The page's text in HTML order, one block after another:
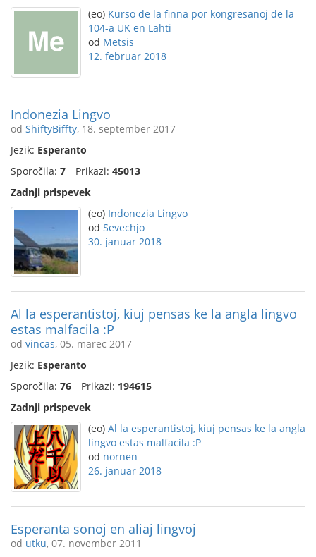
(eo) Kurso de la finna por kongresanoj de la
104-a UK en Lahti
od Metsis
12. februar 2018
Indonezia Lingvo
od ShiftyBiffty, 18. september 2017
Jezik: Esperanto
Sporočila: 7 Prikazi: 45013
Zadnji prispevek
(eo) Indonezia Lingvo
od Sevechjo
30. januar 2018
Al la esperantistoj, kiuj pensas ke la angla lingvo
estas malfacila :P
od vincas, 05. marec 2017
Jezik: Esperanto
Sporočila: 76 Prikazi: 194615
Zadnji prispevek
(eo) Al la esperantistoj, kiuj pensas ke la angla
lingvo estas malfacila :P
od nornen
26. januar 2018
Esperanta sonoj en aliaj lingvoj
od utku, 07. november 2011